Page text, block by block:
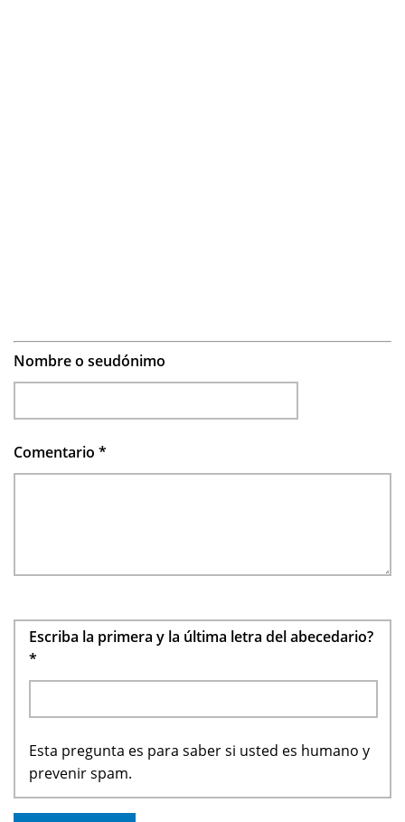
Nombre o seudónimo
Comentario *
Escriba la primera y la última letra del abecedario?
*
Esta pregunta es para saber si usted es humano y
prevenir spam.